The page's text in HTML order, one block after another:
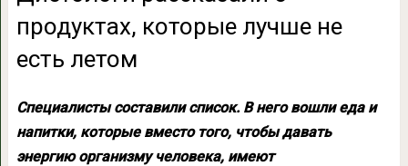
продуктах, которые лучше не
есть летом
Специалисты составили список. В него вошли еда и
напитки, которые вместо того, чтобы давать
энергию организму человека, имеют